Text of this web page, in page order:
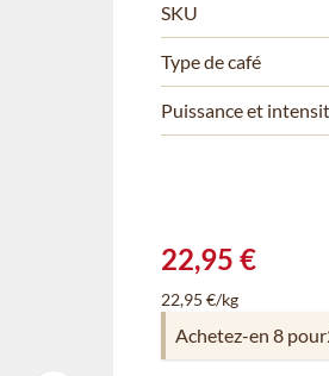
SKU
Type de café
Puissance et
22,95 €
22,95 €/kg
Achetez-en 8 pour